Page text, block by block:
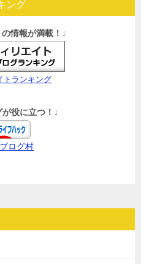
ング
情報が満載！↓
トランキング
役に立つ！↓
ログ村